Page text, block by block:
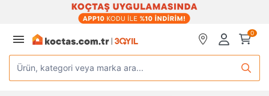
0
Ürün, kategori veya marka ara...